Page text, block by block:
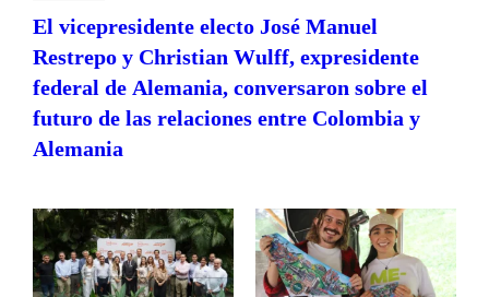
El vicepresidente electo José Manuel
Restrepo y Christian Wulff, expresidente
federal de Alemania, conversaron sobre el
futuro de las relaciones entre Colombia y
Alemania